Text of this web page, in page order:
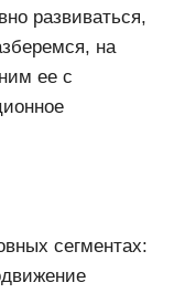
развиваться,
на
ее с
сегментах: